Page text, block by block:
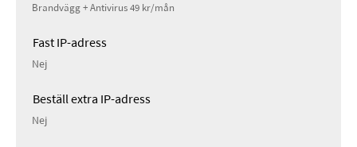
Brandvägg + Antivirus 49 kr/mån
Fast IP-adress
Nej
Beställ extra IP-adress
Nej